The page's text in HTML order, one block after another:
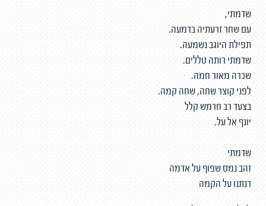
שדמתי,
עם שחר זרעתיה בדמעה.
תפילת היוגב נשמעה.
שדמתי רותה טללים.
שכרה מאור חמה.
לפני קוצר שחה, שחה קמה.
בצעד רב חרמש קלל
יונף אל על.
שדמתי
זהב נמס שפוף על אדמה
רנתנו על הקמה